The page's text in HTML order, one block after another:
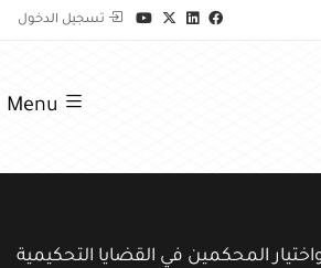
تسجيل الدخول
Menu
المحكمين في القضايا التحكيمية